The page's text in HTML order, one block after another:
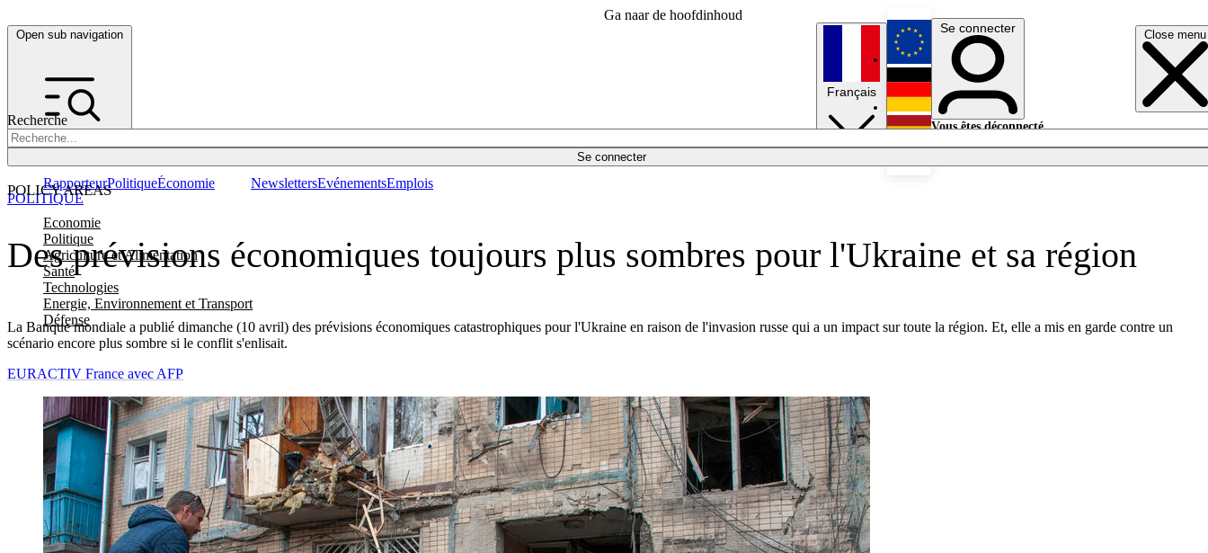
Ga naar de hoofdinhoud
Open sub navigation Close menu
Recherche
Se connecter
POLICY AREAS
Economie
Politique
Agriculture et Alimentation
Santé
Technologies
Energie, Environnement et Transport
Défense
RapporteurPolitiqueÉconomie NewslettersEvénementsEmplois
Français
English
Deutsch
Se connecter
Vous êtes déconnecté.
Des prévisions économiques toujours plus sombres pour l'Ukraine et sa région
La Banque mondiale a publié dimanche (10 avril) des prévisions économiques catastrophiques pour l'Ukraine en raison de l'invasion russe qui a un impact sur toute la région. Et, elle a mis en garde contre un
scénario encore plus sombre si le conflit s'enlisait.
POLITIQUE
EURACTIV France avec AFP